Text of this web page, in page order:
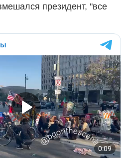
президент, "все